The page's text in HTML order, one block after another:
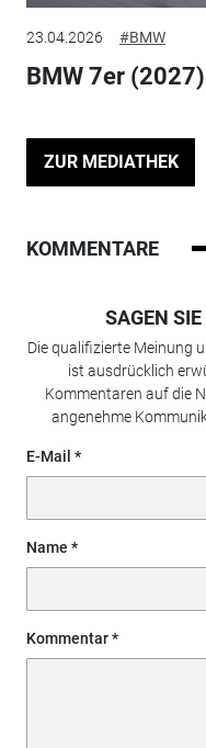
23.04.2026 #BMW
BMW 7er (2027)
ZUR MEDIATHEK
KOMMENTARE
SAGEN
Die qualifizierte Meinung
ist ausdrücklich
Kommentaren auf die
angenehme
E-Mail
Name
Kommentar